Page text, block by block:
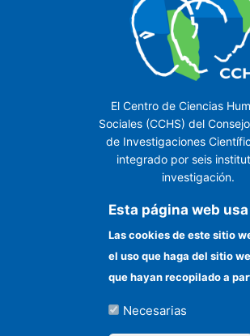
El Centro de Ciencias
Sociales (CCHS) del
de Investigaciones
integrado por seis
investigación.
Esta página web
Las cookies de este sitio
el uso que haga del sitio
que hayan recopilado a
Necesarias